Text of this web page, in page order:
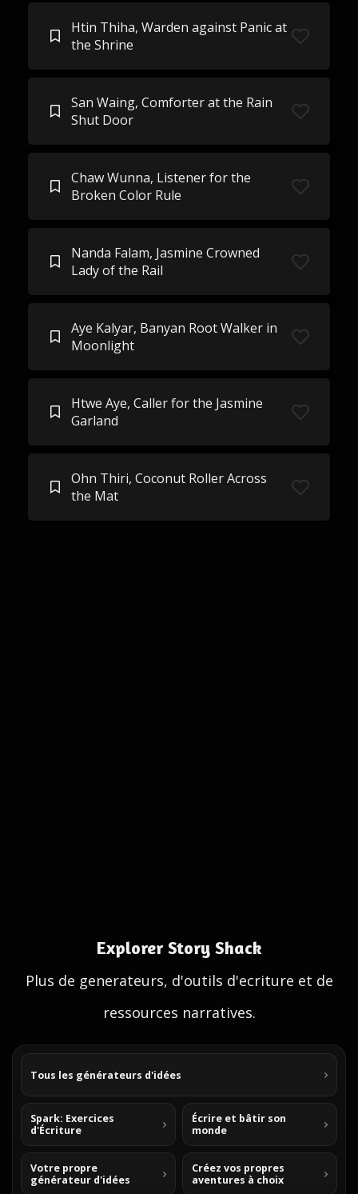
Htin Thiha, Warden against Panic at
the Shrine
San Waing, Comforter at the Rain
Shut Door
Chaw Wunna, Listener for the
Broken Color Rule
Nanda Falam, Jasmine Crowned
Lady of the Rail
Aye Kalyar, Banyan Root Walker in
Moonlight
Htwe Aye, Caller for the Jasmine
Garland
Ohn Thiri, Coconut Roller Across
the Mat
Explorer Story Shack
Plus de generateurs, d'outils d'ecriture et de
ressources narratives.
Tous les générateurs d'idées
Spark: Exercices
d'Écriture
Écrire et bâtir son
monde
Votre propre
générateur d'idées
Créez vos propres
aventures à choix